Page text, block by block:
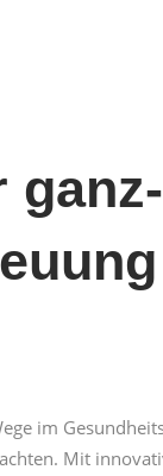
ganz­
im
Mit